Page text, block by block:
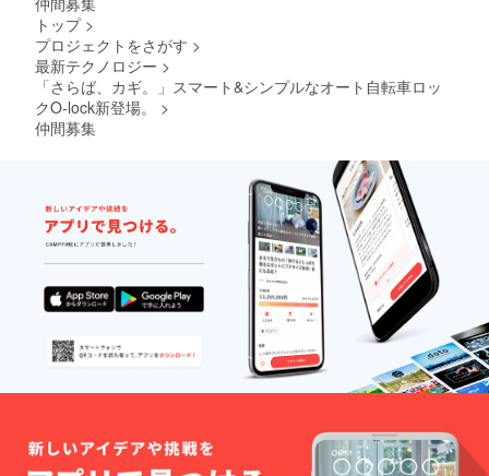
トップ >
プロジェクトをさがす >
最新テクノロジー >
「さらば、カギ。」スマート&シンプルなオート自転車ロッ
クO-lock新登場。
>
仲間募集